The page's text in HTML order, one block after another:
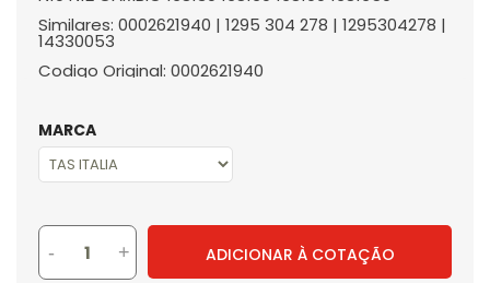
Similares: 0002621940 | 1295 304 278 | 1295304278 |
14330053
Codigo Original: 0002621940
MARCA
- + ADICIONAR À COTAÇÃO